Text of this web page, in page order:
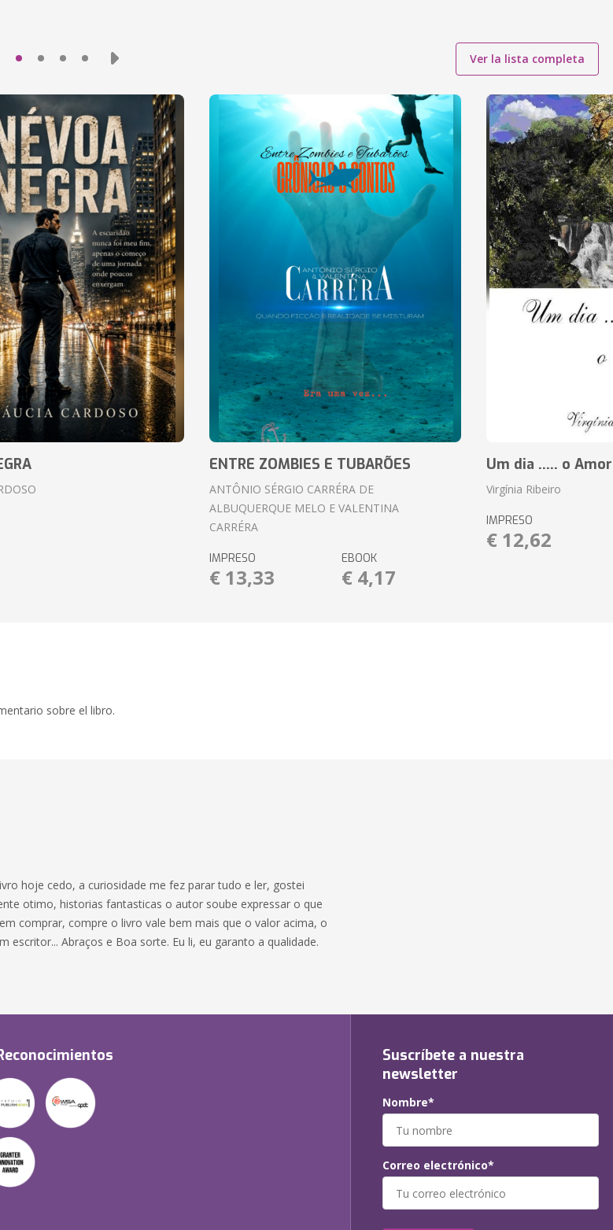
Ver la lista completa
ENTRE ZOMBIES E TUBARÕES
ANTÔNIO SÉRGIO CARRÉRA DE
ALBUQUERQUE MELO E VALENTINA
CARRÉRA
IMPRESO
€ 13,33
EBOOK
€ 4,17
Um dia ..... o Amor
Virgínia Ribeiro
IMPRESO
€ 12,62
sobre el libro.
hoje cedo, a curiosidade me fez parar tudo e ler, gostei
otimo, historias fantasticas o autor soube expressar o que
comprar, compre o livro vale bem mais que o valor acima, o
escritor... Abraços e Boa sorte. Eu li, eu garanto a qualidade.
Suscríbete a nuestra
newsletter
Nombre*
Correo electrónico*